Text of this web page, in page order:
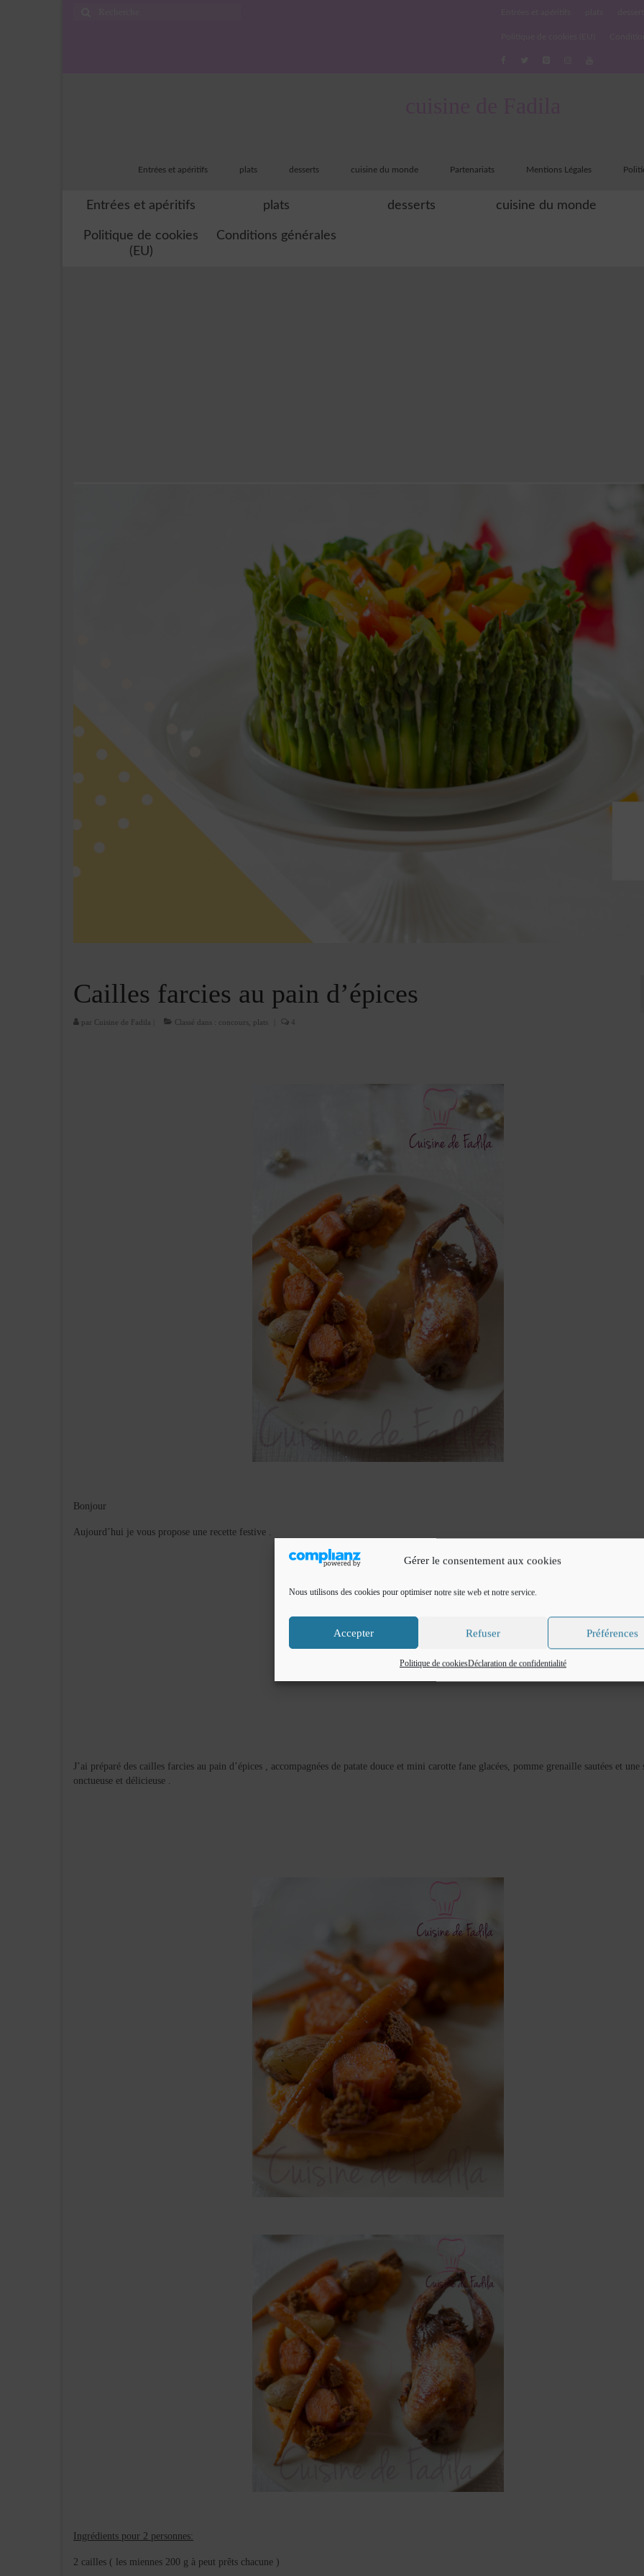
Gérer le consentement aux cookies
Nous utilisons des cookies pour optimiser notre site web et notre service.
Accepter Refuser Préférences
Politique de cookiesDéclaration de confidentialité
Entrées et apéritifs plats desserts cuisine du monde Partenariats Mentions Légales
Entrées et apéritifs plats desserts cuisine du monde
Politique de cookies
(EU)
Conditions générales
Cailles farcies au pain d’épices
par Cuisine de Fadila Classé dans : concours plats 4
Bonjour
Aujourd’hui je vous propose une recette festive .
J’ai préparé des cailles farcies au pain d’épices , accompagnées de patate douce et mini carotte fane glacées, pomme grenaille sautées et une
onctueuse et délicieuse
Ingrédients pour 2 personnes:
2 cailles ( les miennes 200 g à peut prêts chacune )